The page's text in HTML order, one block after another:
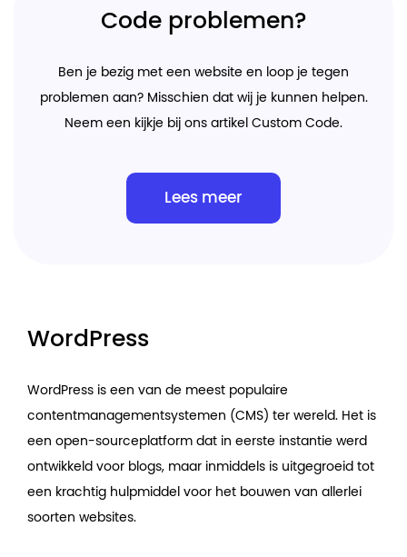
Code problemen?
Ben je bezig met een website en loop je tegen
problemen aan? Misschien dat wij je kunnen helpen.
Neem een kijkje bij ons artikel Custom Code.
Lees meer
WordPress
WordPress is een van de meest populaire
contentmanagementsystemen (CMS) ter wereld. Het is
een open-sourceplatform dat in eerste instantie werd
ontwikkeld voor blogs, maar inmiddels is uitgegroeid tot
een krachtig hulpmiddel voor het bouwen van allerlei
soorten websites.